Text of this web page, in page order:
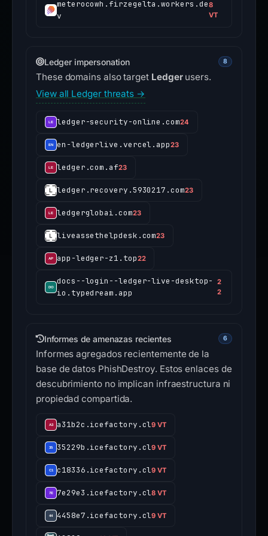
meterocowh.firzegelta.workers.de
v
8
VT
Ledger impersonation 8
These domains also target Ledgerusers.
View all Ledger threats →
ledger-security-online.com24
en-ledgerlive.vercel.app23
ledger.com.af23
ledger.recovery.5930217.com23
ledgerglobai.com23
liveassethelpdesk.com23
app-ledger-z1.top22
docs--login--ledger-live-desktop-
io.typedream.app
2
2
Informes de amenazas recientes 6
Informes agregados recientemente de la
base de datos PhishDestroy. Estos enlaces de
descubrimiento no implican infraestructura ni
propiedad compartida.
a31b2c.icefactory.cl9 VT
35229b.icefactory.cl9 VT
c18336.icefactory.cl9 VT
7e29e3.icefactory.cl8 VT
4458e7.icefactory.cl9 VT